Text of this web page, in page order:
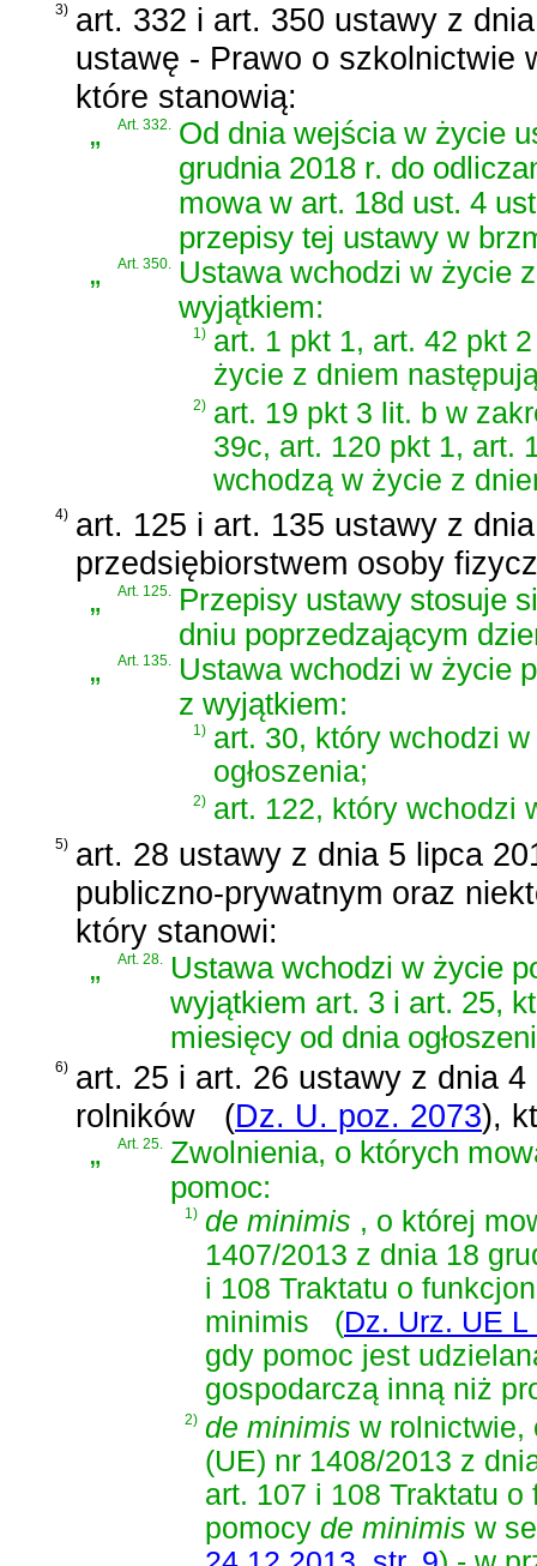
3) art. 332 i art. 350 ustawy z
ustawę - Prawo o szkolnictwie
które stanowią:
„ Art. 332. Od dnia wejścia w życie
grudnia 2018 r. do
mowa w art. 18d ust. 4
przepisy tej ustawy w
„ Art. 350. Ustawa wchodzi w życie
wyjątkiem:
1) art. 1 pkt 1, art. 42 pkt
życie z dniem
2) art. 19 pkt 3 lit. b w
39c, art. 120 pkt 1, art.
wchodzą w życie z
4) art. 125 i art. 135 ustawy z
przedsiębiorstwem osoby
„ Art. 125. Przepisy ustawy stosuje
dniu poprzedzającym
„ Art. 135. Ustawa wchodzi w życie
z wyjątkiem:
1) art. 30, który wchodzi
ogłoszenia;
2) art. 122, który wchodzi
5) art. 28 ustawy z dnia 5 lipca
publiczno-prywatnym oraz
który stanowi:
„ Art. 28.
Ustawa wchodzi w życie
wyjątkiem art. 3 i art. 25,
miesięcy od dnia
6) art. 25 i art. 26 ustawy z dnia 4
rolników
(Dz. U. poz. 2073),
„ Art. 25. Zwolnienia, o których
pomoc:
1) de minimis , o której
1407/2013 z dnia 18
i 108 Traktatu o
minimis
(Dz. Urz. UE
gdy pomoc jest
gospodarczą inną niż
2) de minimis w
(UE) nr 1408/2013 z
art. 107 i 108 Traktatu
pomocy de minimis w